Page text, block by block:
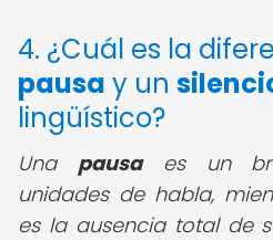
4. ¿Cuál es la
pausa y un
lingüístico?
Una pausaes un
unidades de habla,
es la ausencia total de